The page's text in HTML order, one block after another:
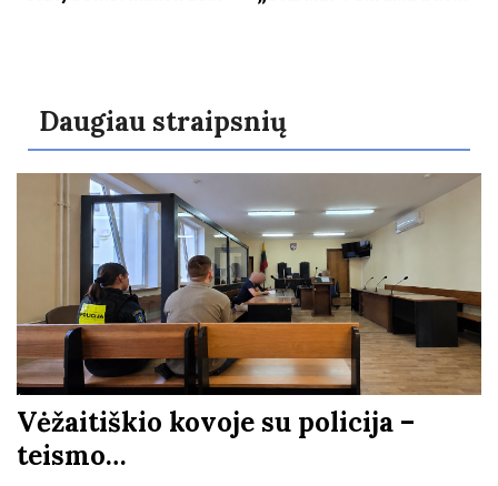
Daugiau straipsnių
Vėžaitiškio kovoje su policija –
teismo…